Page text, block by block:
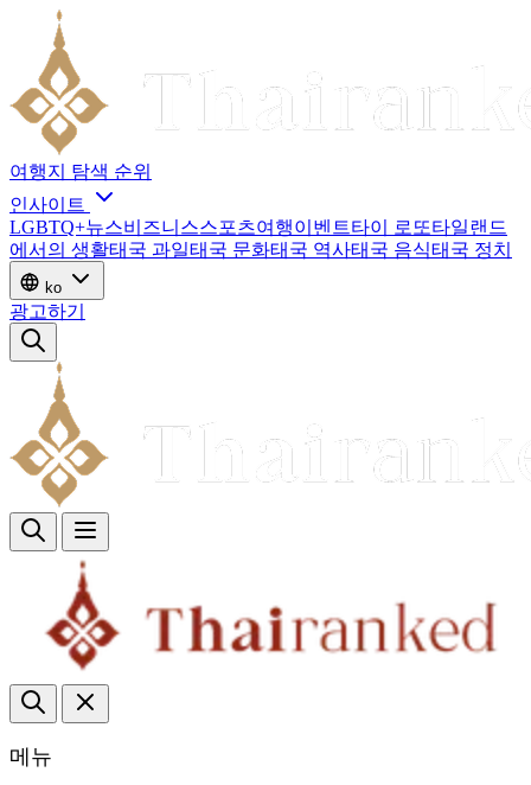
여행지 탐색 순위
인사이트
LGBTQ+뉴스비즈니스스포츠여행이벤트타이 로또타일랜드
에서의 생활태국 과일태국 문화태국 역사태국 음식태국 정치
ko
광고하기
메뉴